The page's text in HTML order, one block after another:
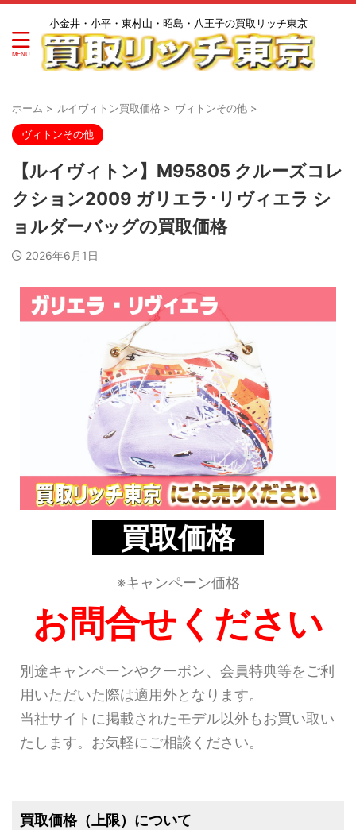
小金井・小平・東村山・昭島・八王子の買取リッチ東京
ホーム > ルイヴィトン買取価格 > ヴィトンその他 >
ヴィトンその他
【ルイヴィトン】M95805 クルーズコレ
クション2009 ガリエラ･リヴィエラ シ
ョルダーバッグの買取価格
2026年6月1日
買取価格
※キャンペーン価格
お問合せください
別途キャンペーンやクーポン、会員特典等をご利
用いただいた際は適用外となります。
当社サイトに掲載されたモデル以外もお買い取い
たします。お気軽にご相談ください。
買取価格（上限）について